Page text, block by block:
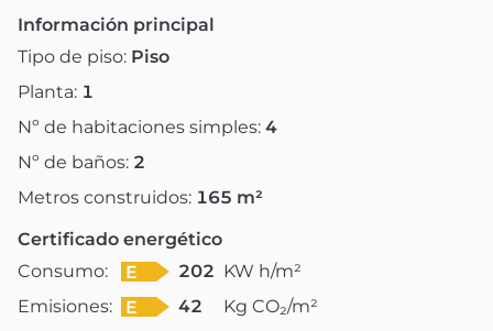
Información principal
Tipo de piso: Piso
Planta: 1
Nº de habitaciones simples: 4
Nº de baños: 2
Metros construidos: 165 m²
Certificado energético
Consumo:
E 202 KW h/m²
Emisiones:
E 42
Kg CO₂/m²